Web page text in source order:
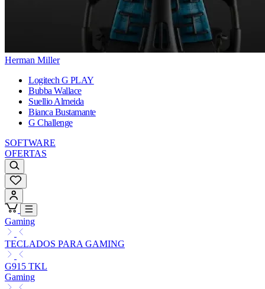
Herman Miller
Logitech G PLAY
Bubba Wallace
Suellio Almeida
Bianca Bustamante
G Challenge
SOFTWARE
OFERTAS
Gaming
TECLADOS PARA GAMING
G915 TKL
Gaming